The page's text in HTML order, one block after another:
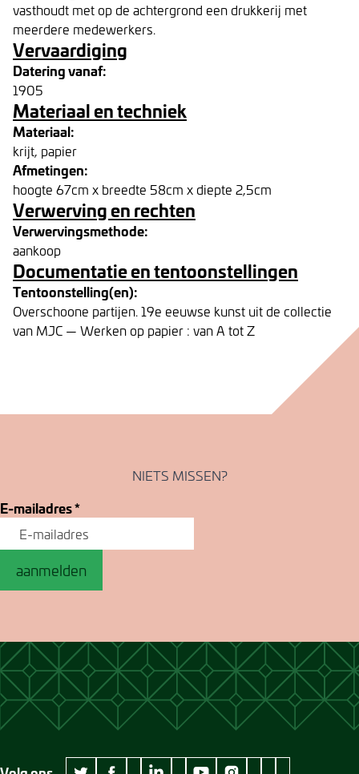
vasthoudt met op de achtergrond een drukkerij met
meerdere medewerkers.
Vervaardiging
Datering vanaf:
1905
Materiaal en techniek
Materiaal:
krijt, papier
Afmetingen:
hoogte 67cm x breedte 58cm x diepte 2,5cm
Verwerving en rechten
Verwervingsmethode:
aankoop
Documentatie en tentoonstellingen
Tentoonstelling(en):
Overschoone partijen. 19e eeuwse kunst uit de collectie
van MJC — Werken op papier : van A tot Z
NIETS MISSEN?
E-mailadres*
aanmelden